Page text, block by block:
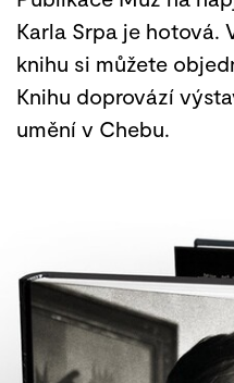
Karla Srpa je hotová.
knihu si můžete
Knihu doprovází
umění v Chebu.